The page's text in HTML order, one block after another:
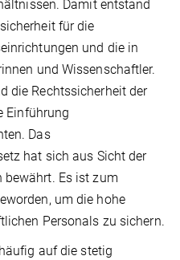
Damit entstand
für die
und die in
und Wissenschaftler.
die Rechtssicherheit der
Einführung
Das
hat sich aus Sicht der
Es ist zum
um die hohe
Personals zu sichern.
auf die stetig